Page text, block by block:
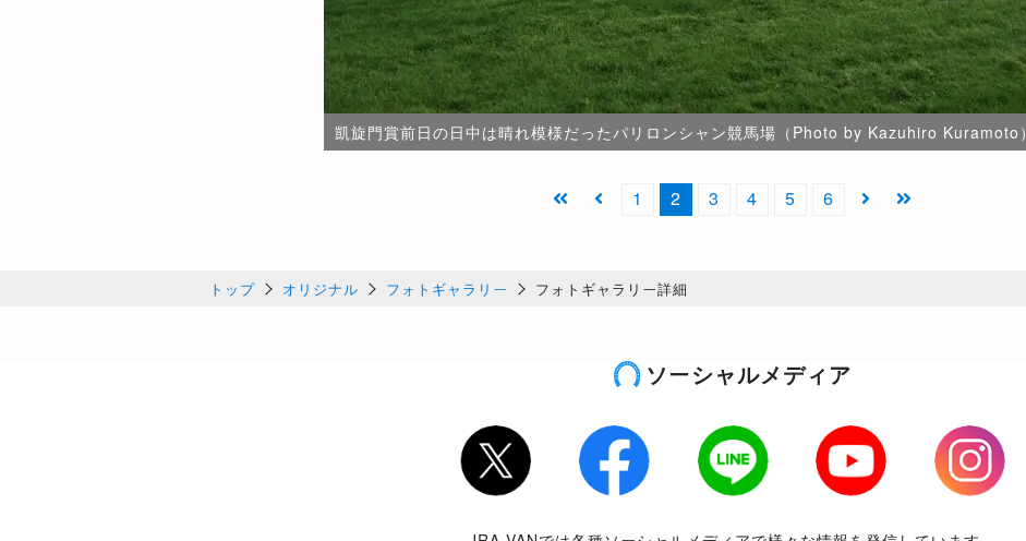
凱旋門賞前日の日中は晴れ模様だったパリロンシャン競馬場（Photo by Kazuhiro Kuramoto）
1 2 3 4 5 6
トップ オリジナル フォトギャラリー フォトギャラリー詳細
ソーシャルメディア
Twitter LINE Youtube
Instagram